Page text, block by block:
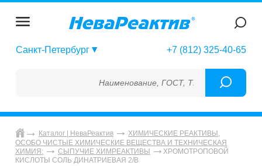
Санкт-Петербург +7 (812) 325-40-65
Наименование, ГОСТ, ТУ, ГСО, МСО, ОСО,
Каталог | НеваРеактив
ХИМИЧЕСКИЕ РЕАКТИВЫ,
ОСОБО ЧИСТЫЕ ХИМИЧЕСКИЕ ВЕЩЕСТВА И ТЕХНИЧЕСКАЯ
ХИМИЯ:
СЫПУЧИЕ ХИМРЕАКТИВЫ
ХРОМОТРОПОВОЙ
КИСЛОТЫ СОЛЬ ДИНАТРИЕВАЯ 2/В